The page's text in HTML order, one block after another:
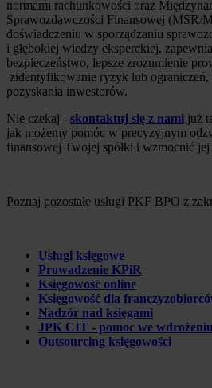
normami rachunkowości oraz
Sprawozdawczości Finansowej (MSR/
doświadczeniu w sporządzaniu
i głębokiej wiedzy eksperckiej,
bezpieczeństwo, lepsze zrozumienie
zidentyfikowanie ryzyk lub ograniczeń,
pozyskania inwestorów.
Nie czekaj - skontaktuj się z nami już
jak możemy pomóc w precyzyjnym
finansowej Twojej spółki i wzmocnić
Poznaj pozostałe usługi PKF BPO z
Usługi księgowe
Prowadzenie KPiR
Księgowość online
Księgowość dla
Nadzór nad księgami
JPK CIT - pomoc we wdrożeniu
Outsourcing księgowości